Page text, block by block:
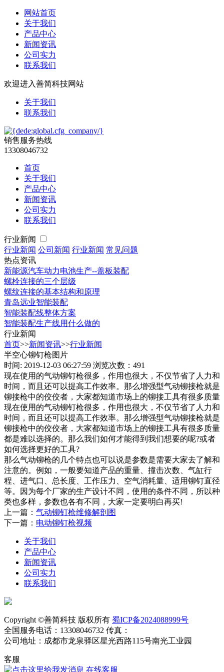
网站首页
关于我们
产品中心
新闻资讯
公司实力
联系我们
欢迎进入善简科技网站
关于我们
联系我们
销售服务热线
13308046732
首页
关于我们
产品中心
新闻资讯
公司实力
联系我们
行业新闻
行业新闻 公司新闻 行业新闻 常见问题
热点资讯
新能源汽车动力电池生产--盖板装配
螺栓连接的三个层级
螺纹连接的基本结构和原理
青岛远业智能装配
智能装配线整体方案
智能装配生产线用什么做的
行业新闻
首页>>新闻资讯>>行业新闻
半空心铆钉枪图片
时间: 2019-12-03 06:27:59 浏览次数：491
现在使用的气动铆钉枪很多，作用也很大，不仅节省了人力和
时间，而且还可以提高工作效率。那么增强型气动铆接枪就是
铆接枪中的佼佼者，大家都知道市场上的铆接工具有很多质量
现在使用的气动铆钉枪很多，作用也很大，不仅节省了人力和
时间，而且还可以提高工作效率。那么增强型气动铆接枪就是
铆接枪中的佼佼者，大家都知道市场上的铆接工具有很多质量
都是难以选择的。那么我们如何才能得到我们想要的呢?或者
如何选择更好的工具?
那么气动铆枪的几个特点也可以说是参数是需要大家去了解和
注意的。例如，一般要知道产品的重量、撞击次数、气缸行
程、进气口、总长度、工作压力、空气消耗量、适用铆钉直径
等。因为每个厂家的生产设计不同，使用的条件不同，所以种
类也多样，参数也各有不同，大家一定要明白再买!
上一篇： 气动铆钉枪维修解剖图
下一篇： 电动铆钉枪视频
关于我们
产品中心
新闻资讯
公司实力
联系我们
Copyright ©善简科技 版权所有 蜀ICP备2024088999号
全国服务电话：13308046732 传真：
公司地址：成都市龙泉驿区星光西路115号南光工业园
客服
在线客服